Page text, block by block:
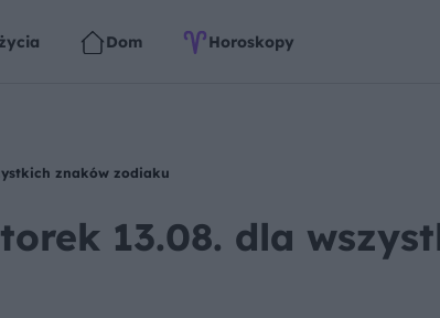
Dom Horoskopy
znaków zodiaku
13.08. dla